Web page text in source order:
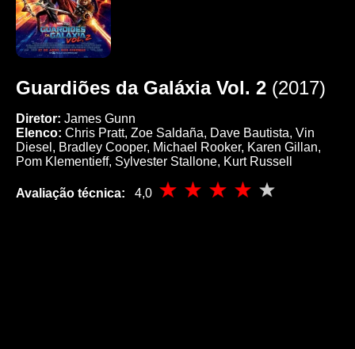
Guardiões da Galáxia Vol. 2 (2017)
Diretor: James Gunn
Elenco: Chris Pratt, Zoe Saldaña, Dave Bautista, Vin
Diesel, Bradley Cooper, Michael Rooker, Karen Gillan,
Pom Klementieff, Sylvester Stallone, Kurt Russell
Avaliação técnica: 4,0